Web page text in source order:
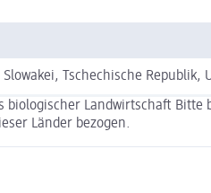
Tschechische Republik,
Landwirtschaft
Länder bezogen.